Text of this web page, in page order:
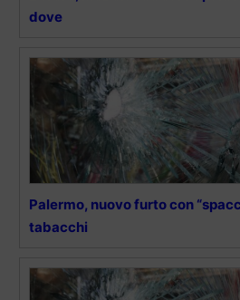
dove
Palermo, nuovo furto con
tabacchi